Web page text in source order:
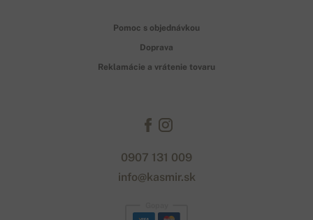
Pomoc s objednávkou
Doprava
Reklamácie a vrátenie tovaru
0907 131 009
info@kasmir.sk